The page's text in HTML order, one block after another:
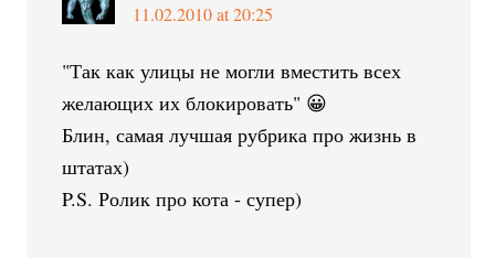
11.02.2010 at 20:25
"Так как улицы не могли вместить всех
желающих их блокировать" 😀
Блин, самая лучшая рубрика про жизнь в
штатах)
P.S. Ролик про кота - супер)